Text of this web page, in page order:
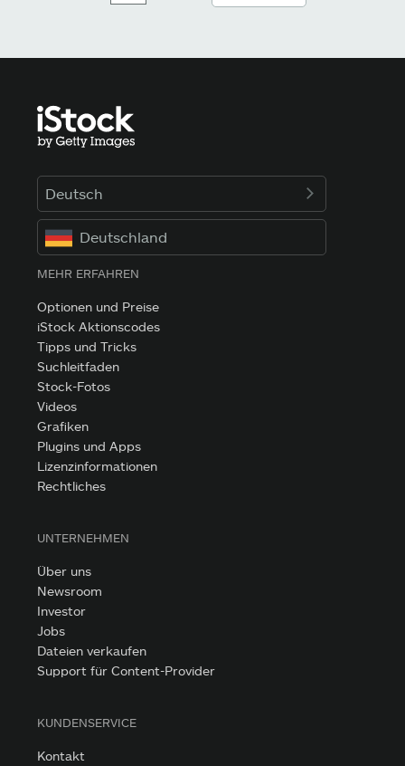
Deutsch
Deutschland
MEHR ERFAHREN
Optionen und Preise
iStock Aktionscodes
Tipps und Tricks
Suchleitfaden
Stock-Fotos
Videos
Grafiken
Plugins und Apps
Lizenzinformationen
Rechtliches
UNTERNEHMEN
Über uns
Newsroom
Investor
Jobs
Dateien verkaufen
Support für Content-Provider
KUNDENSERVICE
Kontakt